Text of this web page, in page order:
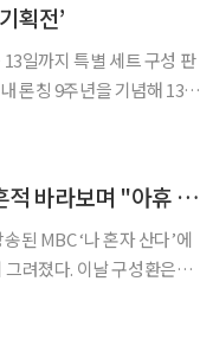
획전’
일까지 특별 세트 구성 판
'나혼자산다' 구성환, 꽃분이 보낸 자리 새롭게⋯흔적 바라보며 "아휴 꽃분이"
구성환은